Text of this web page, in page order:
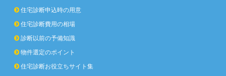
住宅診断申込時の用意
住宅診断費用の相場
診断以前の予備知識
物件選定のポイント
住宅診断お役立ちサイト集